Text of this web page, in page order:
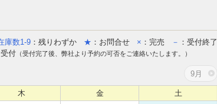
庫数1-9 ：残りわずか ★ ：お問合せ × ：完売 － ：受付終了
付 （受付完了後、弊社より予約の可否をご連絡いたします。）
9月
木 金
土